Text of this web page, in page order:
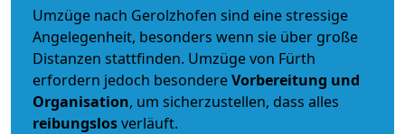
Umzüge nach Gerolzhofen sind eine stressige
Angelegenheit, besonders wenn sie über große
Distanzen stattfinden. Umzüge von Fürth
erfordern jedoch besondereVorbereitung und
Organisation, um sicherzustellen, dass alles
reibungslosverläuft.